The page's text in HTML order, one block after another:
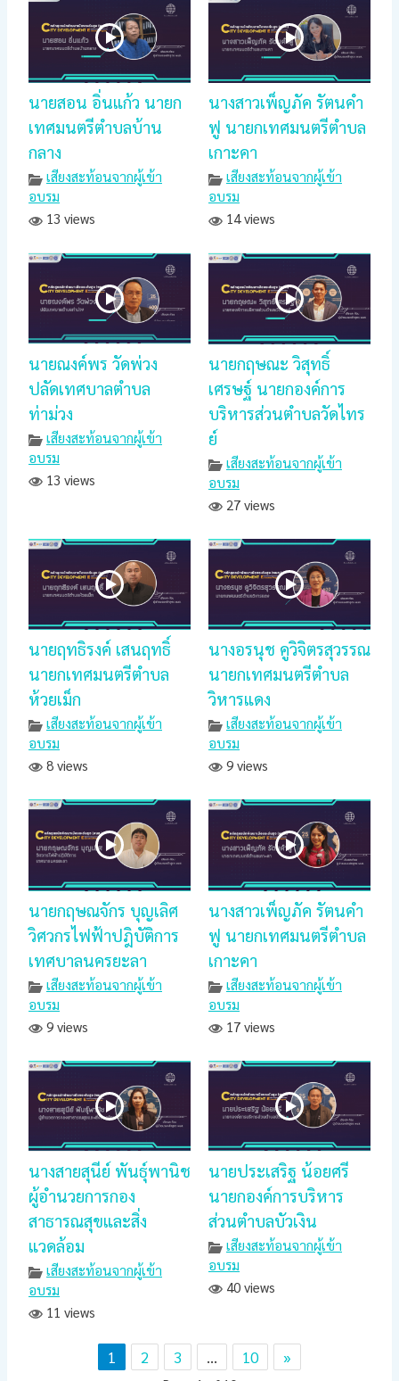
นายสอน อิ่นแก้ว นายก
เทศมนตรีตำบลบ้าน
กลาง
เสียงสะท้อนจากผู้เข้า
อบรม
13 views
นางสาวเพ็ญภัค รัตนคำ
ฟู นายกเทศมนตรีตำบล
เกาะคา
เสียงสะท้อนจากผู้เข้า
อบรม
14 views
นายณงค์พร วัดพ่วง
ปลัดเทศบาลตำบล
ท่าม่วง
เสียงสะท้อนจากผู้เข้า
อบรม
13 views
นายกฤษณะ วิสุทธิ์
เศรษฐ์ นายกองค์การ
บริหารส่วนตำบลวัดไทร
ย์
เสียงสะท้อนจากผู้เข้า
อบรม
27 views
นายฤทธิรงค์ เสนฤทธิ์
นายกเทศมนตรีตำบล
ห้วยเม็ก
เสียงสะท้อนจากผู้เข้า
อบรม
8 views
นางอรนุช คูวิจิตรสุวรรณ
นายกเทศมนตรีตำบล
วิหารแดง
เสียงสะท้อนจากผู้เข้า
อบรม
9 views
นายกฤษณจักร บุญเลิศ
วิศวกรไฟฟ้าปฎิบัติการ
เทศบาลนครยะลา
เสียงสะท้อนจากผู้เข้า
อบรม
9 views
นางสาวเพ็ญภัค รัตนคำ
ฟู นายกเทศมนตรีตำบล
เกาะคา
เสียงสะท้อนจากผู้เข้า
อบรม
17 views
นางสายสุนีย์ พันธุ์พานิช
ผู้อำนวยการกอง
สาธารณสุขและสิ่ง
แวดล้อม
เสียงสะท้อนจากผู้เข้า
อบรม
11 views
นายประเสริฐ น้อยศรี
นายกองค์การบริหาร
ส่วนตำบลบัวเงิน
เสียงสะท้อนจากผู้เข้า
อบรม
40 views
1 2 3 … 10 »